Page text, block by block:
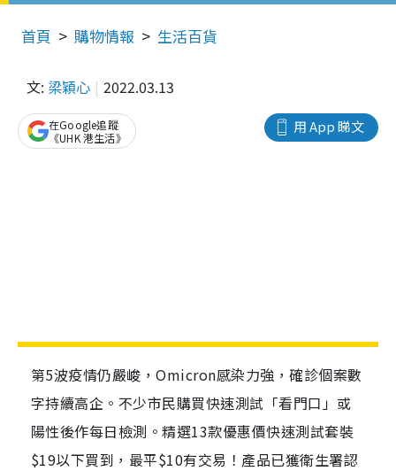
首頁 購物情報 生活百貨
文: 梁穎心 2022.03.13
用 App 睇文
在Google追蹤
《UHK 港生活》
第5波疫情仍嚴峻，Omicron感染力強，確診個案數
字持續高企。不少市民購買快速測試「看門口」或
陽性後作每日檢測。精選13款優惠價快速測試套裝
$19以下買到，最平$10有交易！產品已獲衛生署認